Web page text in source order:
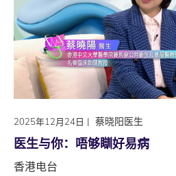
2025年12月24日 | 蔡晓阳医生
医生与你：唔够瞓好易病
香港电台